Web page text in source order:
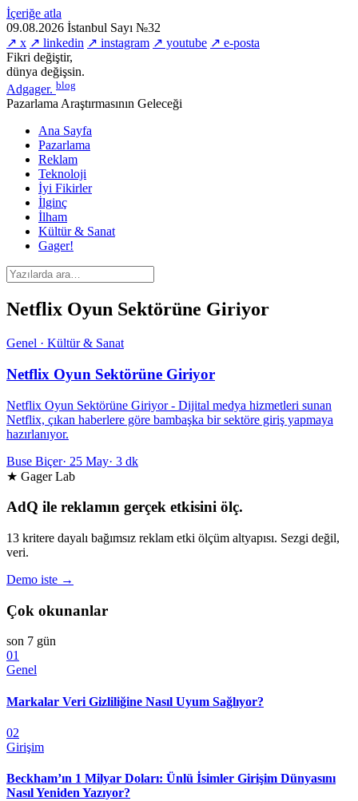
İçeriğe atla
09.08.2026 İstanbul Sayı №32
↗ x ↗ linkedin ↗ instagram ↗ youtube ↗ e-posta
Fikri değiştir,
dünya değişsin.
Adgager. blog
Pazarlama Araştırmasının Geleceği
Ana Sayfa
Pazarlama
Reklam
Teknoloji
İyi Fikirler
İlginç
İlham
Kültür & Sanat
Gager!
Netflix Oyun Sektörüne Giriyor
Genel · Kültür & Sanat
Netflix Oyun Sektörüne Giriyor
Netflix Oyun Sektörüne Giriyor - Dijital medya hizmetleri sunan
Netflix, çıkan haberlere göre bambaşka bir sektöre giriş yapmaya
hazırlanıyor.
Buse Biçer· 25 May· 3 dk
★ Gager Lab
AdQ ile reklamın gerçek etkisini ölç.
13 kritere dayalı bağımsız reklam etki ölçüm altyapısı. Sezgi değil,
veri.
Demo iste →
Çok okunanlar
son 7 gün
01
Genel
Markalar Veri Gizliliğine Nasıl Uyum Sağlıyor?
02
Girişim
Beckham’ın 1 Milyar Doları: Ünlü İsimler Girişim Dünyasını
Nasıl Yeniden Yazıyor?